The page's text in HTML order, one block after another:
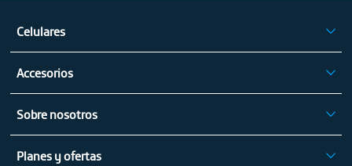
Celulares
iPhone
Celulares Samsung
Celulares Xiaomi
Celulares Motorola
Accesorios
Audífonos
Tablets
Electrodomésticos
Cargadores
Sobre nosotros
Mapa de cobertura fija
Mapa de cobertura móvil
Planes y ofertas